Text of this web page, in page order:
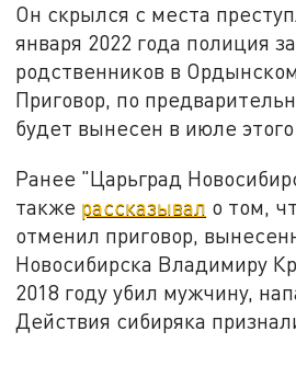
Он скрылся с места
января 2022 года полиция
родственников в
Приговор, по
будет вынесен в июле этого
Ранее "Царьград
также рассказывал о том,
отменил приговор,
Новосибирска Владимиру
2018 году убил мужчину,
Действия сибиряка